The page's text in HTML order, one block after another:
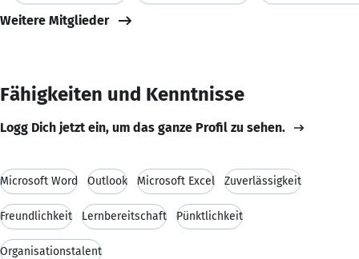
Weitere Mitglieder
Fähigkeiten und Kenntnisse
Logg Dich jetzt ein, um das ganze Profil zu sehen.
Microsoft Word Outlook Microsoft Excel Zuverlässigkeit
Freundlichkeit Lernbereitschaft Pünktlichkeit
Organisationstalent